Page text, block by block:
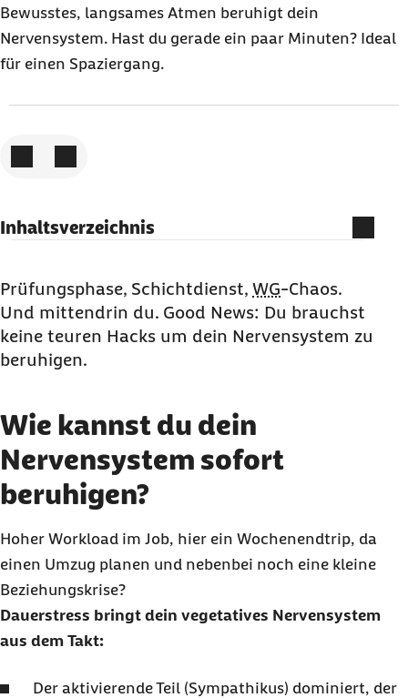
Bewusstes, langsames Atmen beruhigt dein
Nervensystem. Hast du gerade ein paar Minuten? Ideal
für einen Spaziergang.
Inhaltsverzeichnis
beruhigen?
Wie bleibt dein Nervensystem langfristig in
Balance?
Was ist das vegetative Nervensystem?
Wann solltest du zum Arzt oder zur Ärztin?
Fazit: Mit kleinen Schritten zu mehr Ruhe und
Balance
Nervensystem beruhigen: Häufige Fragen und
Antworten
Prüfungsphase, Schichtdienst, WG-Chaos.
Und mittendrin du. Good News: Du brauchst
keine teuren Hacks um dein Nervensystem zu
beruhigen.
Wie kannst du dein
Nervensystem sofort
beruhigen?
Hoher Workload im Job, hier ein Wochenendtrip, da
einen Umzug planen und nebenbei noch eine kleine
Beziehungskrise?
Dauerstress bringt dein vegetatives Nervensystem
aus dem Takt:
Der aktivierende Teil (Sympathikus) dominiert, der